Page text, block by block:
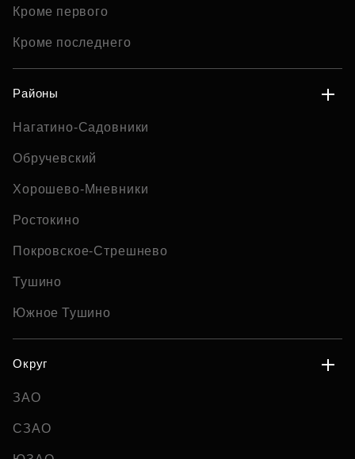
Кроме первого
Кроме последнего
Районы
Нагатино-Садовники
Обручевский
Хорошево-Мневники
Ростокино
Покровское-Стрешнево
Тушино
Южное Тушино
Округ
ЗАО
СЗАО